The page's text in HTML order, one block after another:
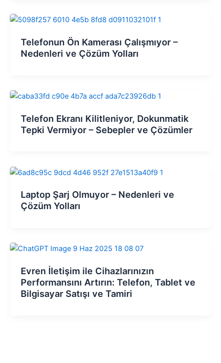
Telefonun Ön Kamerası Çalışmıyor –
Nedenleri ve Çözüm Yolları
Telefon Ekranı Kilitleniyor, Dokunmatik
Tepki Vermiyor – Sebepler ve Çözümler
Laptop Şarj Olmuyor – Nedenleri ve
Çözüm Yolları
Evren İletişim ile Cihazlarınızın
Performansını Artırın: Telefon, Tablet ve
Bilgisayar Satışı ve Tamiri